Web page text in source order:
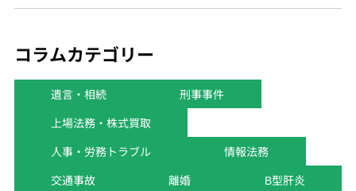
コラムカテゴリー
遺言・相続
刑事事件
上場法務・株式買取
人事・労務トラブル
情報法務
交通事故
離婚
B型肝炎